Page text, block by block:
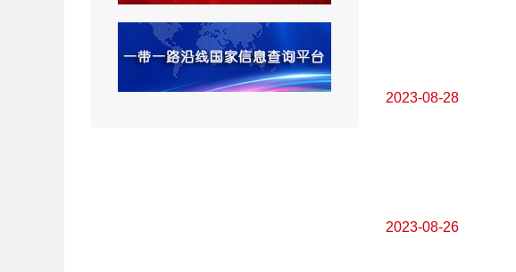
2023-08-28
2023-08-26